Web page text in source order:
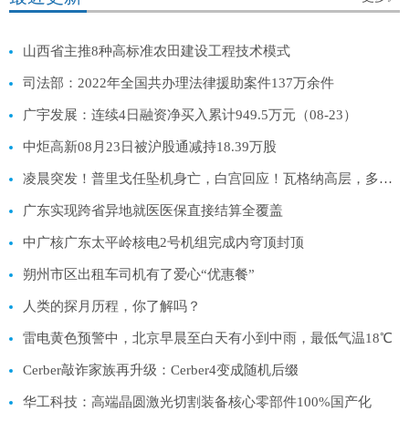
山西省主推8种高标准农田建设工程技术模式
司法部：2022年全国共办理法律援助案件137万余件
广宇发展：连续4日融资净买入累计949.5万元（08-23）
中炬高新08月23日被沪股通减持18.39万股
凌晨突发！普里戈任坠机身亡，白宫回应！瓦格纳高层，多人遇难
广东实现跨省异地就医医保直接结算全覆盖
中广核广东太平岭核电2号机组完成内穹顶封顶
朔州市区出租车司机有了爱心“优惠餐”
人类的探月历程，你了解吗？
雷电黄色预警中，北京早晨至白天有小到中雨，最低气温18℃
Cerber敲诈家族再升级：Cerber4变成随机后缀
华工科技：高端晶圆激光切割装备核心零部件100%国产化